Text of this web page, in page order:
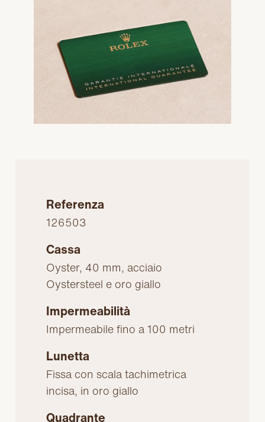
Referenza
126503
Cassa
Oyster, 40 mm, acciaio
Oystersteel e oro giallo
Impermeabilità
Impermeabile fino a 100 metri
Lunetta
Fissa con scala tachimetrica
incisa, in oro giallo
Quadrante